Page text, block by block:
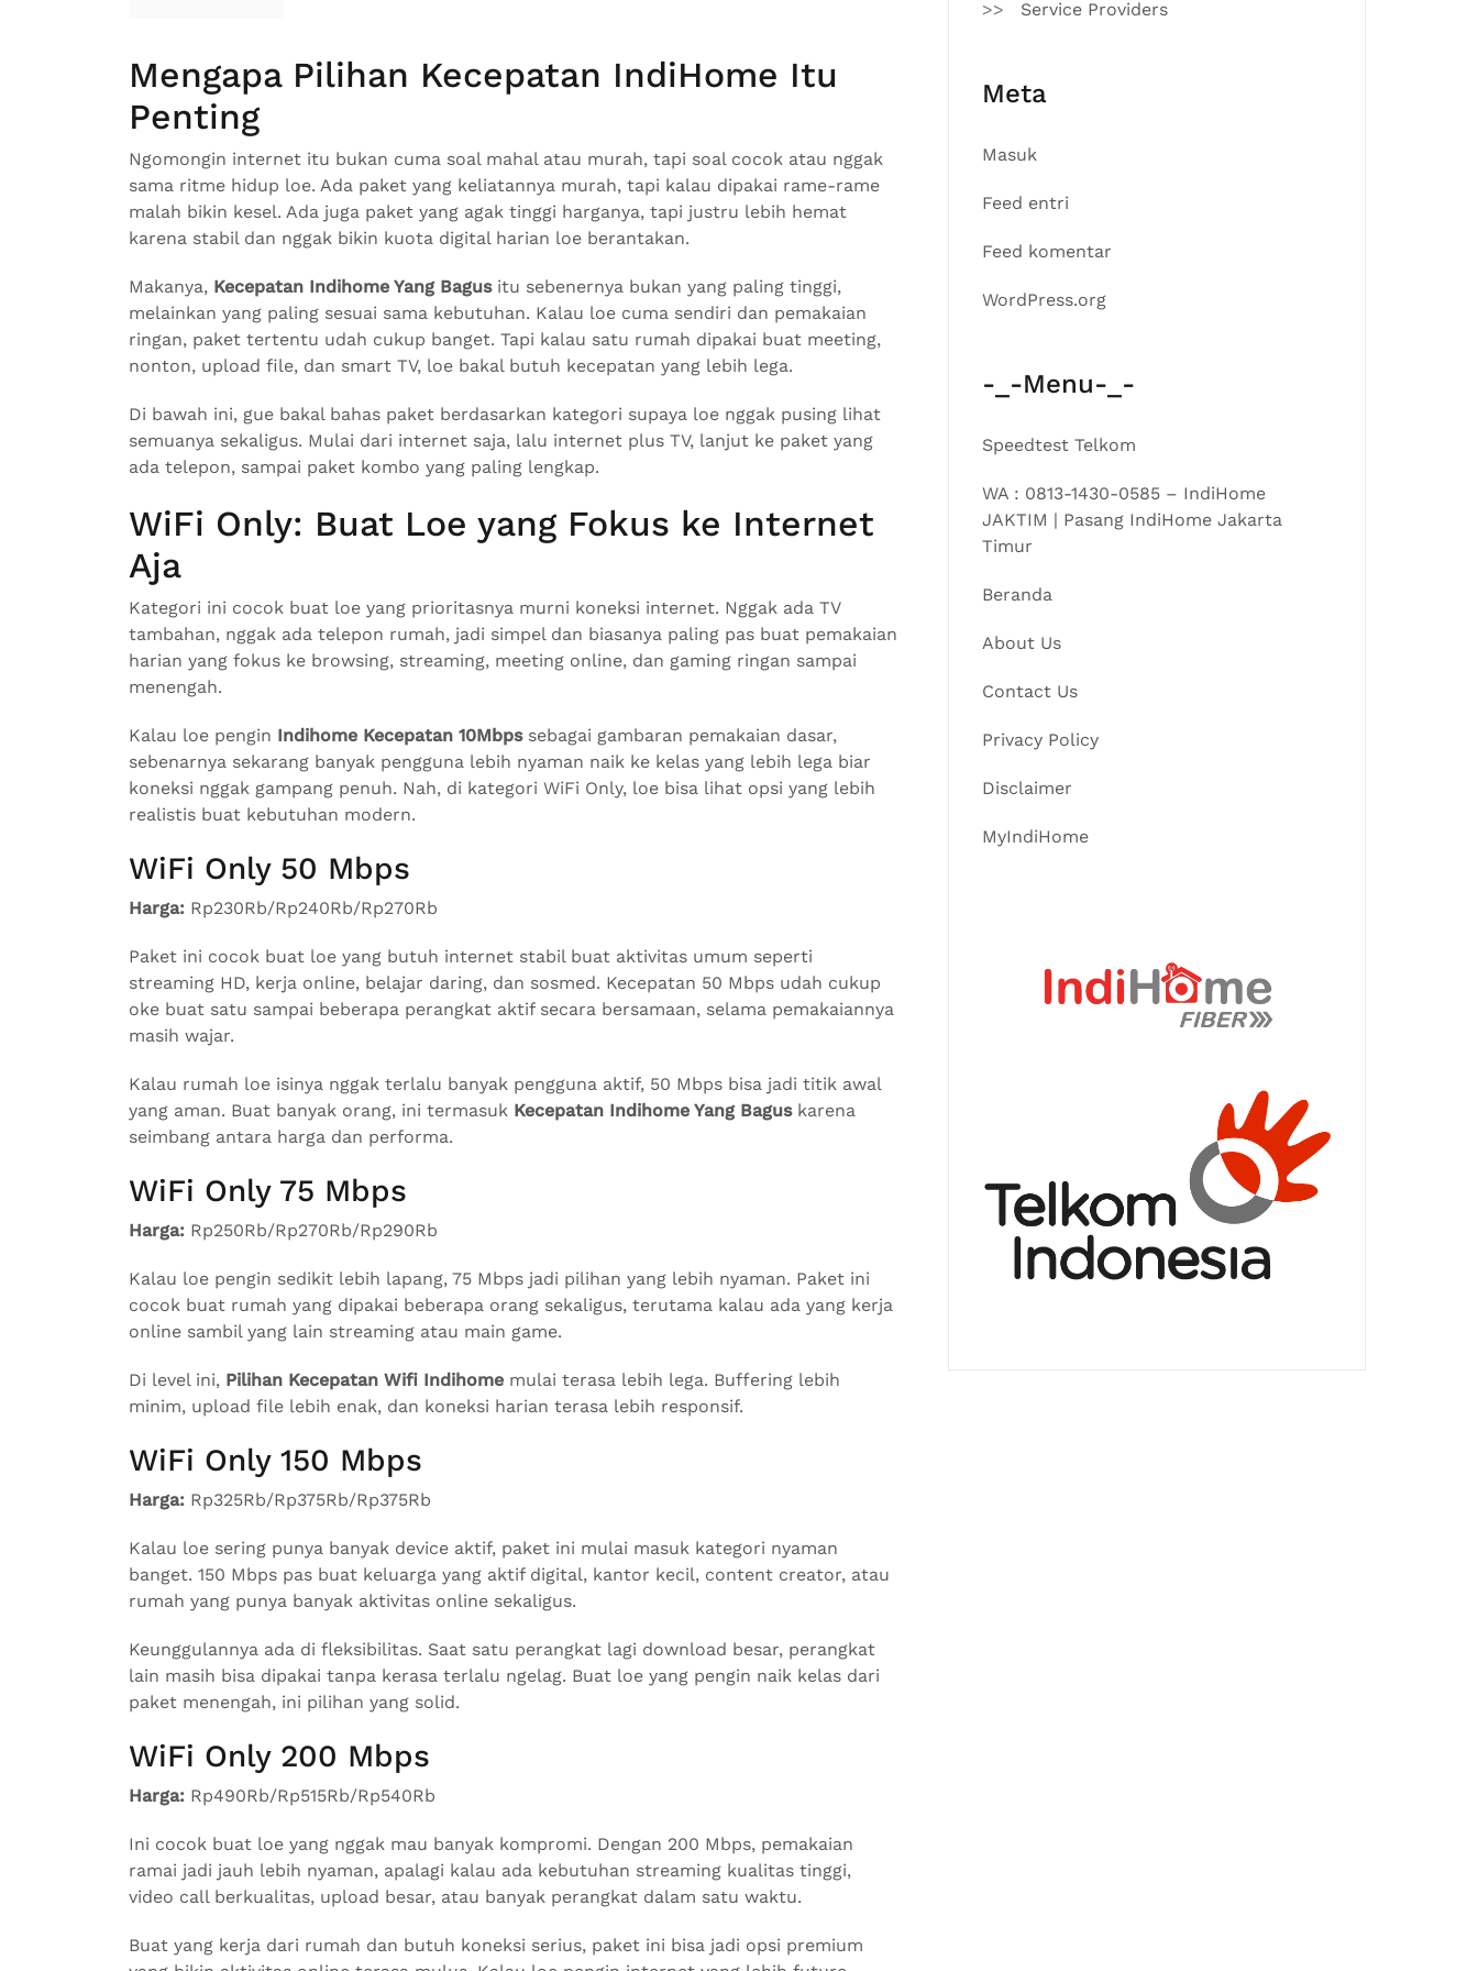
Mengapa Pilihan Kecepatan IndiHome Itu
Penting
Ngomongin internet itu bukan cuma soal mahal atau murah, tapi soal cocok atau nggak
sama ritme hidup loe. Ada paket yang keliatannya murah, tapi kalau dipakai rame-rame
malah bikin kesel. Ada juga paket yang agak tinggi harganya, tapi justru lebih hemat
karena stabil dan nggak bikin kuota digital harian loe berantakan.
Makanya, Kecepatan Indihome Yang Bagusitu sebenernya bukan yang paling tinggi,
melainkan yang paling sesuai sama kebutuhan. Kalau loe cuma sendiri dan pemakaian
ringan, paket tertentu udah cukup banget. Tapi kalau satu rumah dipakai buat meeting,
nonton, upload file, dan smart TV, loe bakal butuh kecepatan yang lebih lega.
Di bawah ini, gue bakal bahas paket berdasarkan kategori supaya loe nggak pusing lihat
semuanya sekaligus. Mulai dari internet saja, lalu internet plus TV, lanjut ke paket yang
ada telepon, sampai paket kombo yang paling lengkap.
WiFi Only: Buat Loe yang Fokus ke Internet
Aja
Kategori ini cocok buat loe yang prioritasnya murni koneksi internet. Nggak ada TV
tambahan, nggak ada telepon rumah, jadi simpel dan biasanya paling pas buat pemakaian
harian yang fokus ke browsing, streaming, meeting online, dan gaming ringan sampai
menengah.
Kalau loe pengin Indihome Kecepatan 10Mbpssebagai gambaran pemakaian dasar,
sebenarnya sekarang banyak pengguna lebih nyaman naik ke kelas yang lebih lega biar
koneksi nggak gampang penuh. Nah, di kategori WiFi Only, loe bisa lihat opsi yang lebih
realistis buat kebutuhan modern.
WiFi Only 50 Mbps
Harga: Rp230Rb/Rp240Rb/Rp270Rb
Paket ini cocok buat loe yang butuh internet stabil buat aktivitas umum seperti
streaming HD, kerja online, belajar daring, dan sosmed. Kecepatan 50 Mbps udah cukup
oke buat satu sampai beberapa perangkat aktif secara bersamaan, selama pemakaiannya
masih wajar.
Kalau rumah loe isinya nggak terlalu banyak pengguna aktif, 50 Mbps bisa jadi titik awal
yang aman. Buat banyak orang, ini termasuk Kecepatan Indihome Yang Baguskarena
seimbang antara harga dan performa.
WiFi Only 75 Mbps
Harga: Rp250Rb/Rp270Rb/Rp290Rb
Kalau loe pengin sedikit lebih lapang, 75 Mbps jadi pilihan yang lebih nyaman. Paket ini
cocok buat rumah yang dipakai beberapa orang sekaligus, terutama kalau ada yang kerja
online sambil yang lain streaming atau main game.
Di level ini, Pilihan Kecepatan Wifi Indihome mulai terasa lebih lega. Buffering lebih
minim, upload file lebih enak, dan koneksi harian terasa lebih responsif.
WiFi Only 150 Mbps
Harga: Rp325Rb/Rp375Rb/Rp375Rb
Kalau loe sering punya banyak device aktif, paket ini mulai masuk kategori nyaman
banget. 150 Mbps pas buat keluarga yang aktif digital, kantor kecil, content creator, atau
rumah yang punya banyak aktivitas online sekaligus.
Keunggulannya ada di fleksibilitas. Saat satu perangkat lagi download besar, perangkat
lain masih bisa dipakai tanpa kerasa terlalu ngelag. Buat loe yang pengin naik kelas dari
paket menengah, ini pilihan yang solid.
WiFi Only 200 Mbps
Harga: Rp490Rb/Rp515Rb/Rp540Rb
Ini cocok buat loe yang nggak mau banyak kompromi. Dengan 200 Mbps, pemakaian
ramai jadi jauh lebih nyaman, apalagi kalau ada kebutuhan streaming kualitas tinggi,
video call berkualitas, upload besar, atau banyak perangkat dalam satu waktu.
Buat yang kerja dari rumah dan butuh koneksi serius, paket ini bisa jadi opsi premium
Service Providers
Meta
Masuk
Feed entri
Feed komentar
WordPress.org
-_-Menu-_-
Speedtest Telkom
WA : 0813-1430-0585 – IndiHome
JAKTIM | Pasang IndiHome Jakarta
Timur
Beranda
About Us
Contact Us
Privacy Policy
Disclaimer
MyIndiHome